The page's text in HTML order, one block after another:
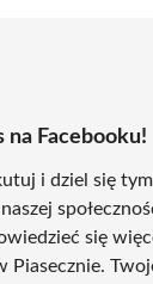
na Facebooku!
i dziel się
się
Piasecznie.